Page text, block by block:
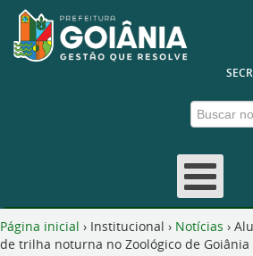
Página inicial › Institucional › Notícias ›
de trilha noturna no Zoológico de Goiânia